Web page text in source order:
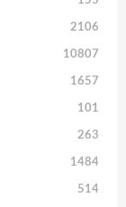
2106
10807
1657
101
263
1484
514